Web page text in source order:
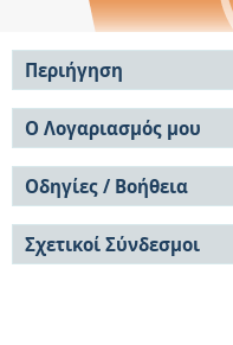
Περιήγηση
Σε όλο το DSpace
Κοινότητες & Συλλογές
Ανά Ημερομηνία
Έκδοσης
Συγγραφείς
Τίτλοι
Θέματα
Ο Λογαριασμός μου
Σύνδεση
Εγγραφή
Οδηγίες / Βοήθεια
Οδηγίες Υποβολής
Οδηγίες Χρήσης ΙΑ
Συχνές Ερωτήσεις
Σχετικοί Σύνδεσμοι